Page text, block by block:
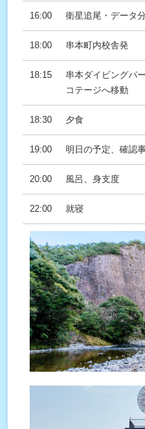
16:00 衛星追尾・データ
18:00 串本町内校舎発
18:15
串本ダイビングパ
コテージへ移動
18:30 夕食
19:00 明日の予定、確認
20:00 風呂、身支度
22:00 就寝